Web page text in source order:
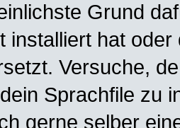
Grund
installiert hat
Versuche,
Sprachfile zu
gerne selber